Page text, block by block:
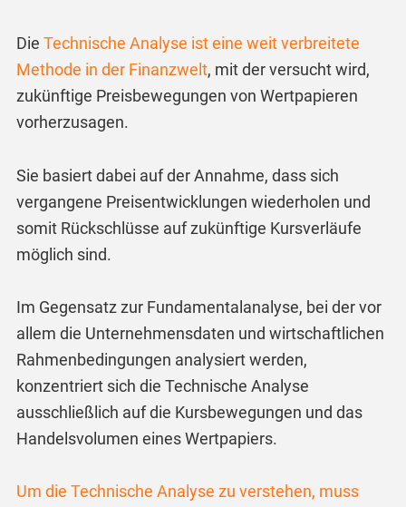
DieTechnische Analyse ist eine weit verbreitete
Methode in der Finanzwelt, mit der versucht wird,
zukünftige Preisbewegungen von Wertpapieren
vorherzusagen.
Sie basiert dabei auf der Annahme, dass sich
vergangene Preisentwicklungen wiederholen und
somit Rückschlüsse auf zukünftige Kursverläufe
möglich sind.
Im Gegensatz zur Fundamentalanalyse, bei der vor
allem die Unternehmensdaten und wirtschaftlichen
Rahmenbedingungen analysiert werden,
konzentriert sich die Technische Analyse
ausschließlich auf die Kursbewegungen und das
Handelsvolumen eines Wertpapiers.
Um die Technische Analyse zu verstehen, muss